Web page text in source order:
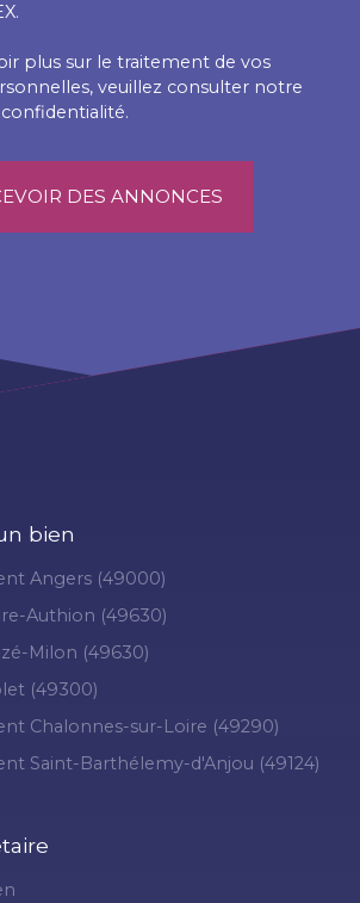
plus sur le traitement de vos
veuillez consulter notre
.
DES ANNONCES
bien
Angers (49000)
Authion (49630)
Milon (49630)
(49300)
Chalonnes-sur-Loire (49290)
Saint-Barthélemy-d'Anjou (49124)